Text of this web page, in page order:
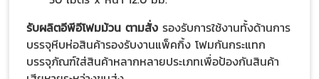
รับผลิตอีพีอีโฟมม้วน ตามสั่ง รองรับการใช้งานทั้งด้านการ
บรรจุหีบห่อสินค้ารองรับงานแพ็คกิ้ง โฟมกันกระแทก
บรรจุภัณฑ์ใส่สินค้าหลากหลายประเภทเพื่อป้องกันสินค้า